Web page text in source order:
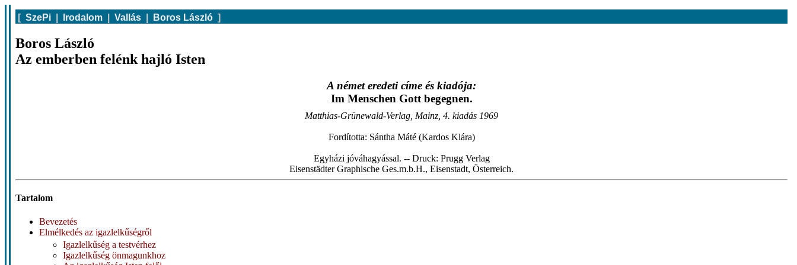
[ SzePi Irodalom Vallás Boros László ]
Boros László
Az emberben felénk hajló Isten
A német eredeti címe és kiadója:
Im Menschen Gott begegnen.
Matthias-Grünewald-Verlag, Mainz, 4. kiadás 1969
Fordította: Sántha Máté (Kardos Klára)
Egyházi jóváhagyással. -- Druck: Prugg Verlag
Eisenstädter Graphische Ges.m.b.H., Eisenstadt, Österreich.
Tartalom
Bevezetés
Elmélkedés az igazlelkűségről
Igazlelkűség a testvérhez
Igazlelkűség önmagunkhoz